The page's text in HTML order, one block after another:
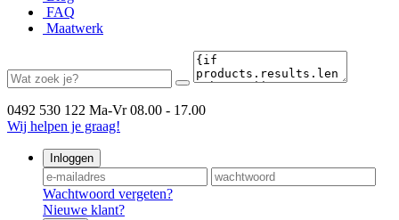
FAQ
Maatwerk
0492 530 122 Ma-Vr 08.00 - 17.00
Wij helpen je graag!
Inloggen
Wachtwoord vergeten?
Nieuwe klant?